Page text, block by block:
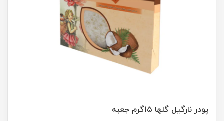
پودر نارگیل گلها ۱۵گرم جعبه